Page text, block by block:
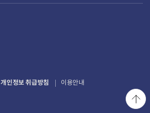
개인정보 취급방침 이용안내